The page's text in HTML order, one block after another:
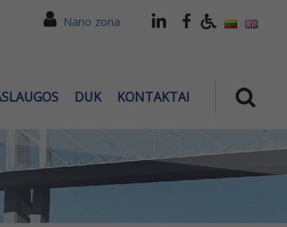
Nario zona
DUK KONTAKTAI